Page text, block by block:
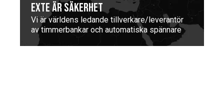
EXTE ÄR SÄKERHET
Vi är världens ledande tillverkare/leverantör
av timmerbankar och automatiska spännare